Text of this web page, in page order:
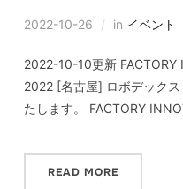
2022-10-26 in イベント
2022-10-10更新 FACTORY
2022 [名古屋] ロボデック
たします。 FACTORY
READ MORE